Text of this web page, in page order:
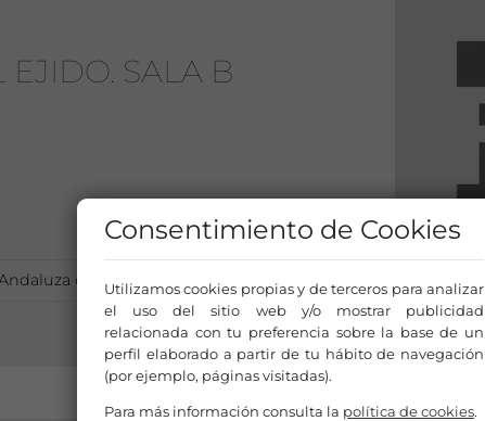
SALA B
de Teatros Públicos
Consentimiento de Cookies
Utilizamos cookies propias y de terceros para analizar
el uso del sitio web y/o mostrar publicidad
relacionada con tu preferencia sobre la base de un
perfil elaborado a partir de tu hábito de navegación
(por ejemplo, páginas visitadas).
Para más información consulta la política de cookies.